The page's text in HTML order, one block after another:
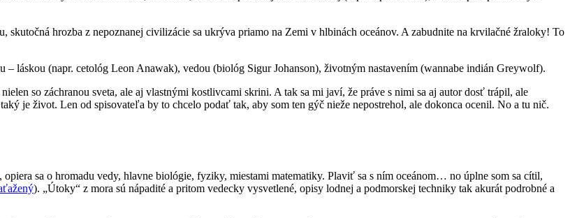
skutočná hrozba z nepoznanej civilizácie sa ukrýva priamo na Zemi v hlbinách oceánov. A zabudnite na krvilačné žraloky! To
– láskou (napr. cetológ Leon Anawak), vedou (biológ Sigur Johanson), životným nastavením (wannabe indián Greywolf).
so záchranou sveta, ale aj vlastnými kostlivcami skrini. A tak sa mi javí, že práve s nimi sa aj autor dosť trápil, ale
je život. Len od spisovateľa by to chcelo podať tak, aby som ten gýč nieže nepostrehol, ale dokonca ocenil. No a tu nič.
sa o hromadu vedy, hlavne biológie, fyziky, miestami matematiky. Plaviť sa s ním oceánom… no úplne som sa cítil,
). „Útoky“ z mora sú nápadité a pritom vedecky vysvetlené, opisy lodnej a podmorskej techniky tak akurát podrobné a